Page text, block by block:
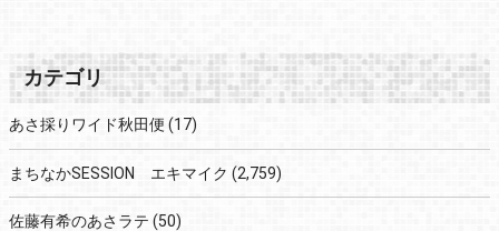
カテゴリ
あさ採りワイド秋田便 (17)
まちなかSESSION エキマイク (2,759)
佐藤有希のあさラテ (50)